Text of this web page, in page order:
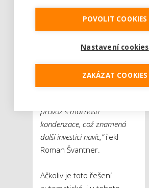
v opačném spektru, i když
záleží kde a kdy je uživatel
tohoto řešení není
akumulační nádoba. Co
naopak nutné je, je
provoz s možností
kondenzace, což znamená
další investici navíc,“řekl
Roman Švantner.
Ačkoliv je toto řešení
POVOLIT COOKIES
Nastavení cookies
ZAKÁZAT COOKIES